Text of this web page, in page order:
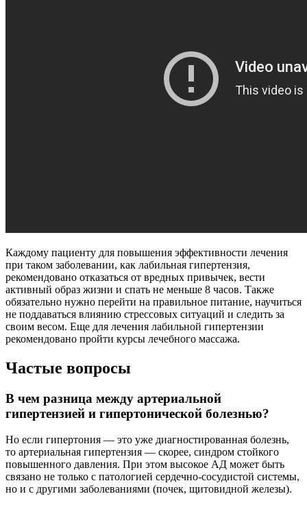
Каждому пациенту для повышения эффективности лечения
при таком заболевании, как лабильная гипертензия,
рекомендовано отказаться от вредных привычек, вести
активный образ жизни и спать не меньше 8 часов. Также
обязательно нужно перейти на правильное питание, научиться
не поддаваться влиянию стрессовых ситуаций и следить за
своим весом. Еще для лечения лабильной гипертензии
рекомендовано пройти курсы лечебного массажа.
Частые вопросы
В чем разница между артериальной
гипертензией и гипертонической болезнью?
Но если гипертония ― это уже диагностированная болезнь,
то артериальная гипертензия ― скорее, синдром стойкого
повышенного давления. При этом высокое АД может быть
связано не только с патологией сердечно-сосудистой системы,
но и с другими заболеваниями (почек, щитовидной железы).